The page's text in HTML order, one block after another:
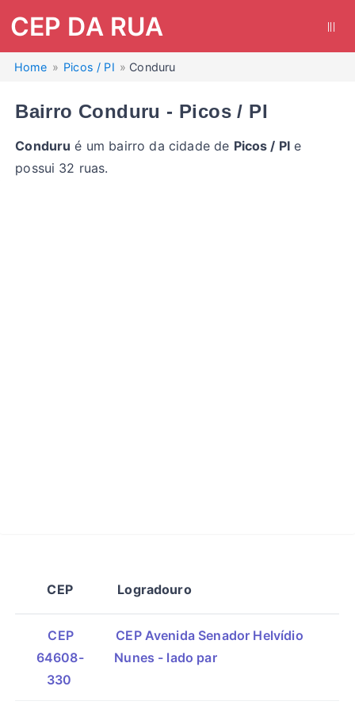
CEP DA RUA
Home Picos / PI Conduru
Bairro Conduru - Picos / PI
Conduru é um bairro da cidade de Picos / PI e
possui 32 ruas.
CEP Logradouro
CEP
64608-
330
CEP Avenida Senador Helvídio
Nunes - lado par